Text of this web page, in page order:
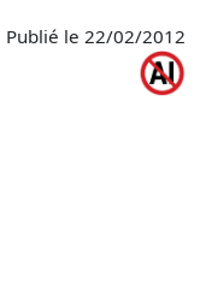
Publié le 22/02/2012